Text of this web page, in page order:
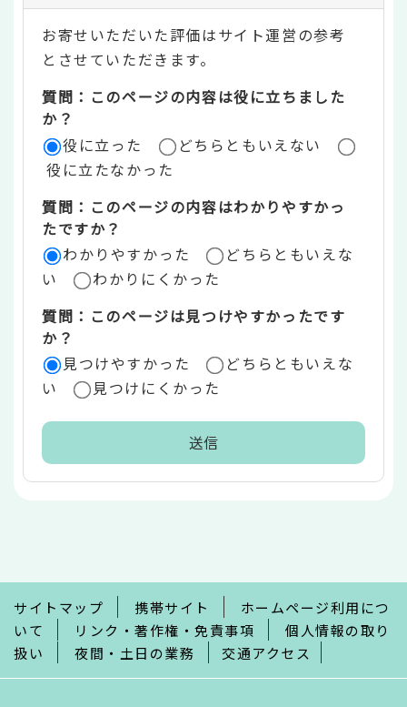
テ
ン
ツ
評
価
リ
ア
お寄せいただいた評価はサイト運営の参考
とさせていただきます。
質問：このページの内容は役に立ちました
か？
役に立った
どちらともいえない
役に立たなかった
質問：このページの内容はわかりやすかっ
たですか？
わかりやすかった
どちらともいえな
い
わかりにくかった
質問：このページは見つけやすかったです
か？
見つけやすかった
どちらともいえな
い
見つけにくかった
で
サイトマップ 携帯サイト
ホームページ利用につ
いて
リンク・著作権・免責事項
個人情報の取り
扱い
夜間・土日の業務 交通アクセス